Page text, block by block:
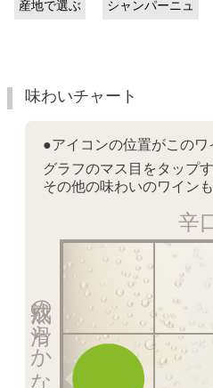
産地で選ぶ シャンパーニュ
味わいチャート
●アイコンの位置がこのワ
グラフのマス目をタップ
その他の味わいのワイン
辛
熟成の滑らかな泡